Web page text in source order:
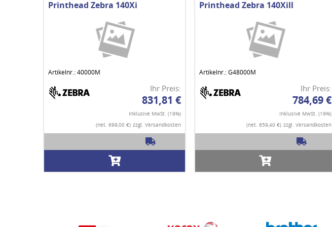
Printhead Zebra 140Xi
Artikelnr.: 40000M
Ihr Preis:
831,81 €
Inklusive MwSt. (19%)
(net. 699,00 €) zzgl. Versandkosten
Printhead Zebra 140Xill
Artikelnr.: G48000M
Ihr Preis:
784,69 €
Inklusive MwSt. (19%)
(net. 659,40 €) zzgl. Versandkosten